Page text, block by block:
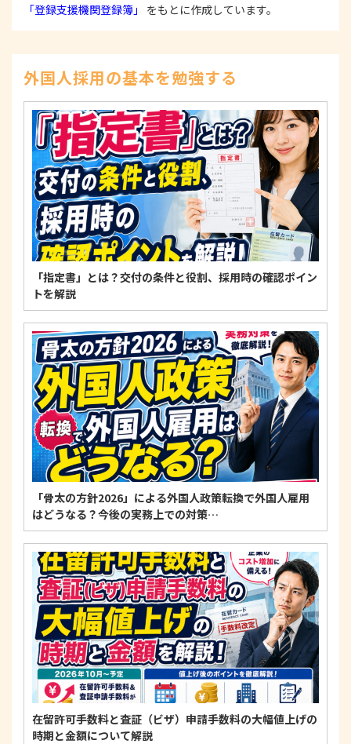
本人からの苦情および相談があった場合には、適切
示、訂正、削除、または利用もしくは提供の停止等
を求められたときは、適法かつ遅滞なく応じます。
4. 法令・指針・規範の遵守について
適正な個人情報保護の実現のため、個人情報の取扱
いに関する法令、国が定める指針およびその他の規
範を遵守します。
個人情報に関するお問い合わせ窓口
〒125-0061東京都葛飾区亀有3-21-11 藍ビル202
TEL：0120-550-580
株式会社 アルフォース･ワン 個人情報保護担当
「登録支援機関登録簿」 をもとに作成しています。
外国人採用の基本を勉強する
「指定書」とは？交付の条件と役割、採用時の確認ポイン
トを解説
「骨太の方針2026」による外国人政策転換で外国人雇用
はどうなる？今後の実務上での対策…
在留許可手数料と査証（ビザ）申請手数料の大幅値上げの
時期と金額について解説